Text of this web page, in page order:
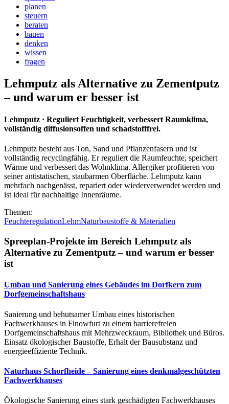
planen
steuern
beraten
bauen
denken
wissen
fragen
Lehmputz als Alternative zu Zementputz
– und warum er besser ist
Lehmputz · Reguliert Feuchtigkeit, verbessert Raumklima,
vollständig diffusionsoffen und schadstofffrei.
Lehmputz besteht aus Ton, Sand und Pflanzenfasern und ist
vollständig recyclingfähig. Er reguliert die Raumfeuchte, speichert
Wärme und verbessert das Wohnklima. Allergiker profitieren von
seiner antistatischen, staubarmen Oberfläche. Lehmputz kann
mehrfach nachgenässt, repariert oder wiederverwendet werden und
ist ideal für nachhaltige Innenräume.
Themen:
FeuchteregulationLehmNaturbaustoffe & Materialien
Spreeplan-Projekte im Bereich Lehmputz als
Alternative zu Zementputz – und warum er besser
ist
Umbau und Sanierung eines Gebäudes im Dorfkern zum
Dorfgemeinschaftshaus
Sanierung und behutsamer Umbau eines historischen
Fachwerkhauses in Finowfurt zu einem barrierefreien
Dorfgemeinschaftshaus mit Mehrzweckraum, Bibliothek und Büros.
Einsatz ökologischer Baustoffe, Erhalt der Bausubstanz und
energieeffiziente Technik.
Naturhaus Schorfheide – Sanierung eines denkmalgeschützten
Fachwerkhauses
Ökologische Sanierung eines stark geschädigten Fachwerkhauses